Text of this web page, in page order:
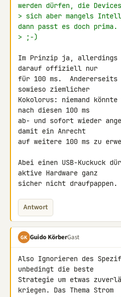
werden dürfen, die Devices
> sich aber mangels
dann passt es doch prima.
> ;-)
Im Prinzip ja, allerdings
darauf offiziell nur
für 100 ms.
sowieso ziemlicher
Kokolorus: niemand
nach diesen 100 ms
ab- und sofort wieder
damit ein Anrecht
auf weitere 100 ms zu
Abei einen USB-Kuckuck
aktive Hardware ganz
sicher nicht draufpappen.
Antwort
GK Guido KörberGast
Also Ignorieren des
unbedingt die beste
Strategie um etwas
kriegen. Das Thema Strom